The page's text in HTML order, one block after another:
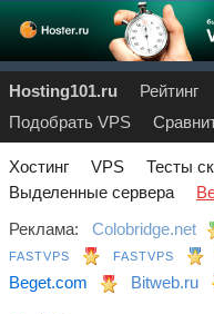
Hosting101.ru Рейтинг
Подобрать VPS
Хостинг VPS Тесты
Выделенные сервера
Реклама:
Colobridge.net
FASTVPS FASTVPS
Beget.com
Bitweb.ru